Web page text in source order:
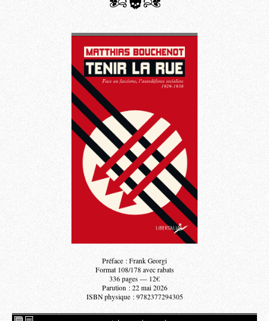
Préface : Frank Georgi
Format 108/178 avec rabats
336 pages — 12€
Parution : 22 mai 2026
ISBN physique : 9782377294305